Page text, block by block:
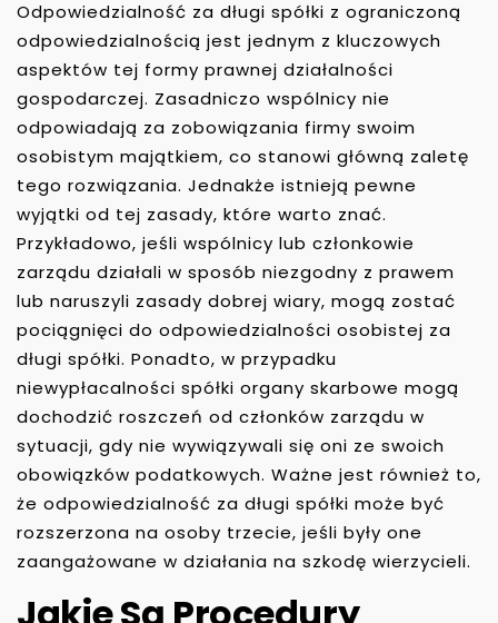
Odpowiedzialność za długi spółki z ograniczoną
odpowiedzialnością jest jednym z kluczowych
aspektów tej formy prawnej działalności
gospodarczej. Zasadniczo wspólnicy nie
odpowiadają za zobowiązania firmy swoim
osobistym majątkiem, co stanowi główną zaletę
tego rozwiązania. Jednakże istnieją pewne
wyjątki od tej zasady, które warto znać.
Przykładowo, jeśli wspólnicy lub członkowie
zarządu działali w sposób niezgodny z prawem
lub naruszyli zasady dobrej wiary, mogą zostać
pociągnięci do odpowiedzialności osobistej za
długi spółki. Ponadto, w przypadku
niewypłacalności spółki organy skarbowe mogą
dochodzić roszczeń od członków zarządu w
sytuacji, gdy nie wywiązywali się oni ze swoich
obowiązków podatkowych. Ważne jest również to,
że odpowiedzialność za długi spółki może być
rozszerzona na osoby trzecie, jeśli były one
zaangażowane w działania na szkodę wierzycieli.